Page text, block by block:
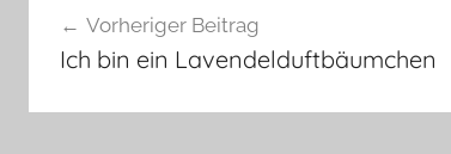
Vorheriger Beitrag
Ich bin ein Lavendelduftbäumchen